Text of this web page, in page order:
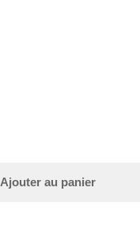
Ajouter au panier